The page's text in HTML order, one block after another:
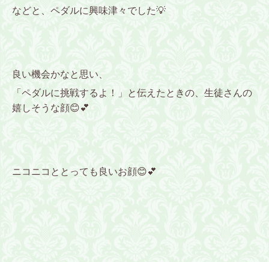
などと、ペダルに興味津々でした💡
良い機会かなと思い、
「ペダルに挑戦するよ！」と伝えたときの、生徒さんの
嬉しそうな顔😊💕
ニコニコととっても良いお顔😊💕